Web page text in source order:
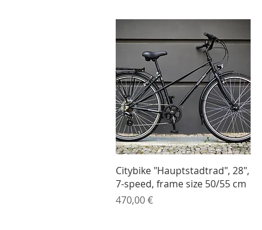
Schnellansicht
Citybike "Hauptstadtrad", 28",
7-speed, frame size 50/55 cm
Preis
470,00 €